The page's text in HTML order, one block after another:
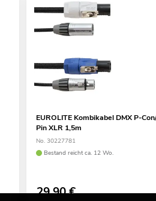
EUROLITE Kombikabel DMX P-
Pin XLR 1,5m
No. 30227781
Bestand reicht ca. 12 Wo.
29,90€